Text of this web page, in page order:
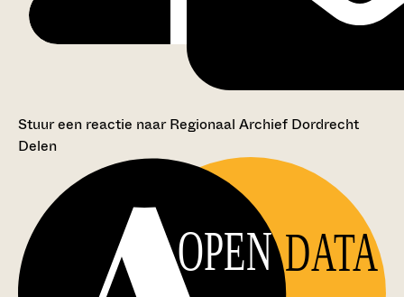
Stuur een reactie naar Regionaal Archief Dordrecht
Delen
OPEN DATA